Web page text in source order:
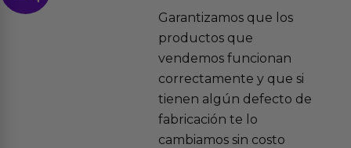
Garantizamos que los
productos que
vendemos funcionan
correctamente y que si
tienen algún defecto de
fabricación te lo
cambiamos sin costo